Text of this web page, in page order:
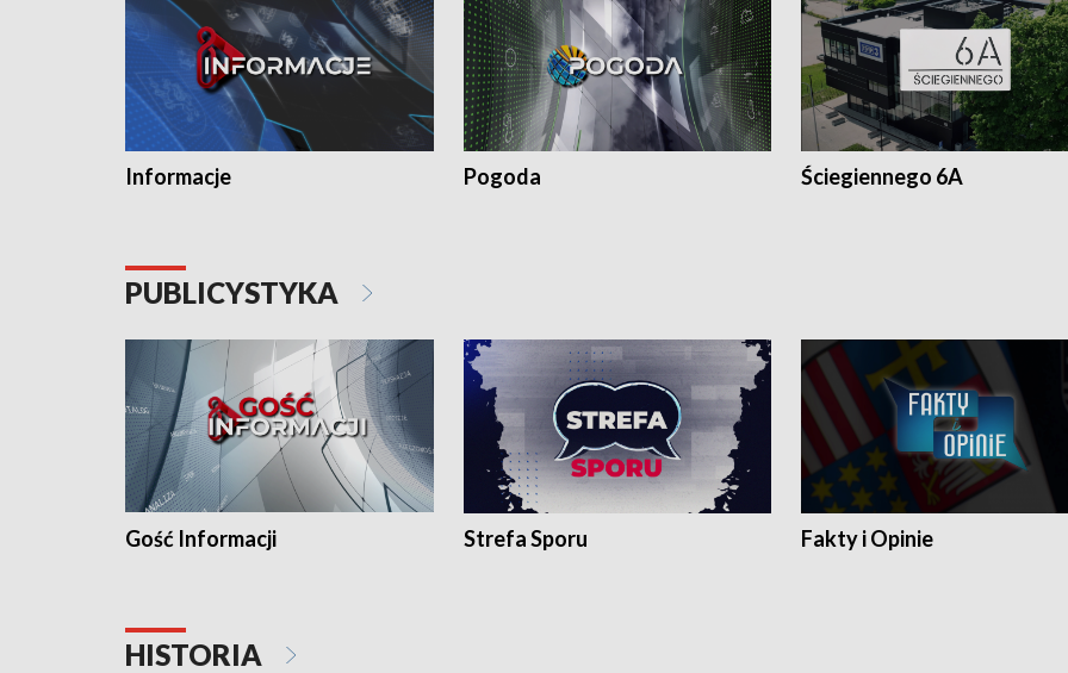
Informacje Pogoda Ściegiennego 6A
PUBLICYSTYKA
Gość Informacji Strefa Sporu Fakty i Opinie
HISTORIA